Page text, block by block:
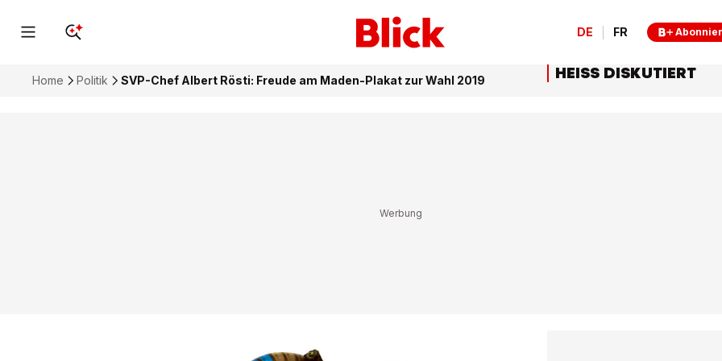
DE FR
Home Politik SVP-Chef Albert Rösti: Freude am Maden-Plakat zur Wahl 2019 HEISS DISKUTIERT